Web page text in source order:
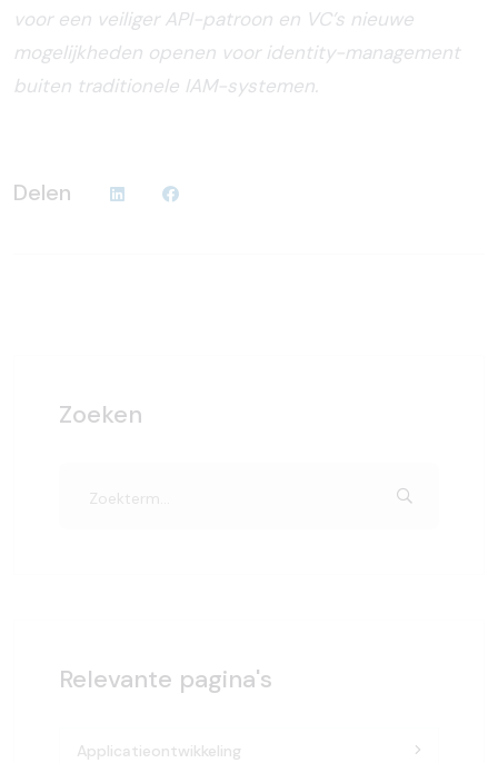
voor een veiliger API-patroon en VC’s nieuwe
mogelijkheden openen voor identity-management
buiten traditionele IAM-systemen.
Delen
Zoeken
Relevante pagina's
Applicatieontwikkeling